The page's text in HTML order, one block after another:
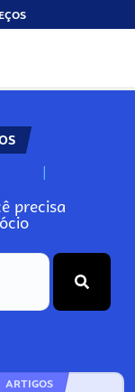
N
precisa
ARTIGOS